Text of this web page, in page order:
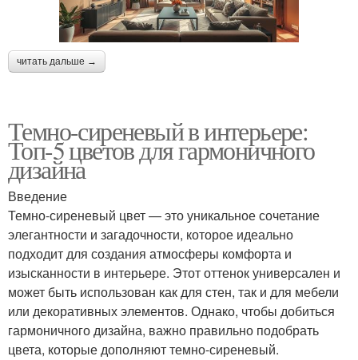
читать дальше →
Темно-сиреневый в интерьере:
Топ-5 цветов для гармоничного
дизайна
Введение
Темно-сиреневый цвет — это уникальное сочетание
элегантности и загадочности, которое идеально
подходит для создания атмосферы комфорта и
изысканности в интерьере. Этот оттенок универсален и
может быть использован как для стен, так и для мебели
или декоративных элементов. Однако, чтобы добиться
гармоничного дизайна, важно правильно подобрать
цвета, которые дополняют темно-сиреневый.